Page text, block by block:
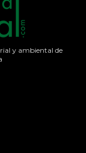
y ambiental de